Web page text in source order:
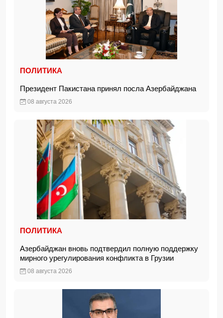
ПОЛИТИКА
Президент Пакистана принял посла Азербайджана
08 августа 2026
ПОЛИТИКА
Азербайджан вновь подтвердил полную поддержку
мирного урегулирования конфликта в Грузии
08 августа 2026